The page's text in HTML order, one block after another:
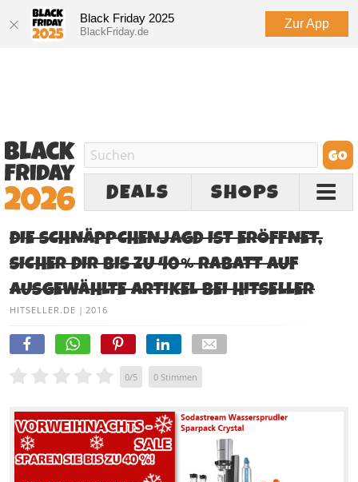
Black Friday 2025
BlackFriday.de
Zur App
DEALS SHOPS
DIE SCHNÄPPCHENJAGD IST ERÖFFNET,
SICHER DIR BIS ZU 40% RABATT AUF
AUSGEWÄHLTE ARTIKEL BEI HITSELLER
HITSELLER.DE | 2016
0/5 0 Stimmen